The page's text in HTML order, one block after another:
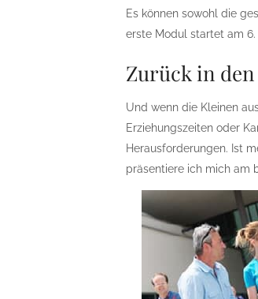
Es können sowohl die
erste Modul startet am 6.
Zurück in
Und wenn die Kleinen
Erziehungszeiten oder
Herausforderungen. Ist
präsentiere ich mich am